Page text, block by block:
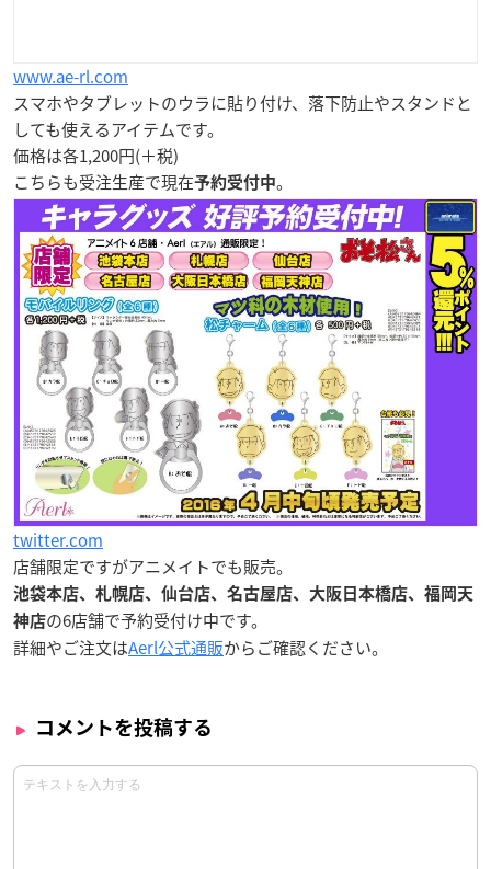
www.ae-rl.com
スマホやタブレットのウラに貼り付け、落下防止やスタンドと
しても使えるアイテムです。
価格は各1,200円(＋税)
こちらも受注生産で現在予約受付中。
twitter.com
店舗限定ですがアニメイトでも販売。
池袋本店、札幌店、仙台店、名古屋店、大阪日本橋店、福岡天
神店の6店舗で予約受付け中です。
詳細やご注文はAerl公式通販からご確認ください。
コメントを投稿する